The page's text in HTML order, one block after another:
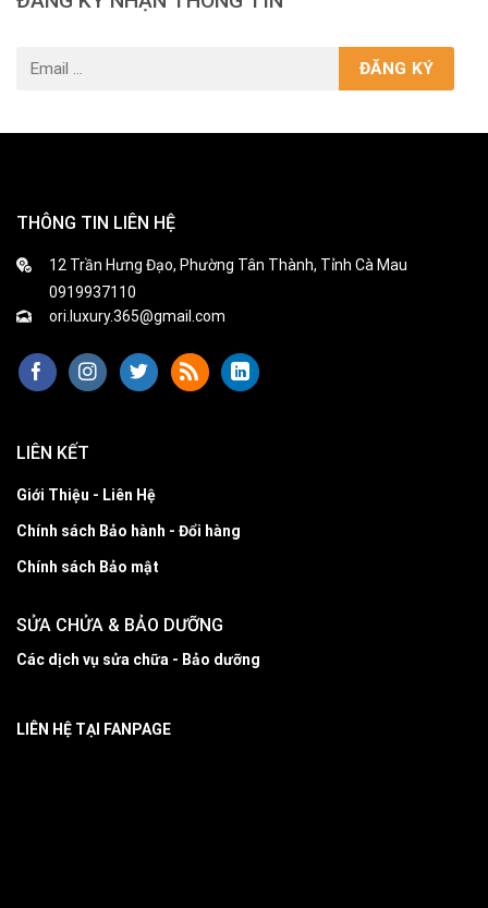
THÔNG TIN LIÊN HỆ
12 Trần Hưng Đạo, Phường Tân Thành, Tỉnh Cà Mau
0919937110
ori.luxury.365@gmail.com
LIÊN KẾT
Giới Thiệu - Liên Hệ
Chính sách Bảo hành - Đổi hàng
Chính sách Bảo mật
SỬA CHỬA & BẢO DƯỠNG
Các dịch vụ sửa chữa - Bảo dưỡng
LIÊN HỆ TẠI FANPAGE